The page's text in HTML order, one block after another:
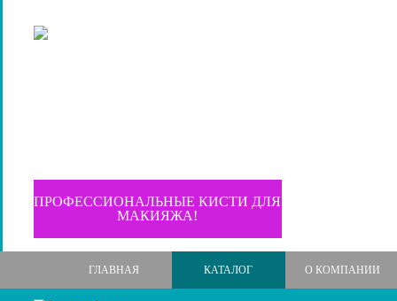
ПРОФЕССИОНАЛЬНЫЕ КИСТИ ДЛЯ
МАКИЯЖА!
ГЛАВНАЯ КАТАЛОГ О КОМПАНИИ